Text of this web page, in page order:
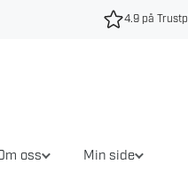
4.9 på
oss Min side